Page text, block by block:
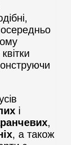
і
,
, а також